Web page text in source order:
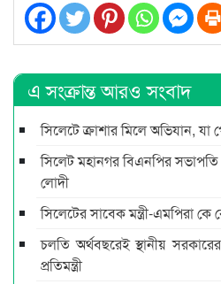
এ সংক্রান্ত আরও সংবাদ
সিলেটে ক্রাশার মিলে অভিযান,
সিলেট মহানগর বিএনপির সভাপতি
লোদী
সিলেটের সাবেক মন্ত্রী-এমপিরা
চলতি অর্থবছরেই স্থানীয়
প্রতিমন্ত্রী